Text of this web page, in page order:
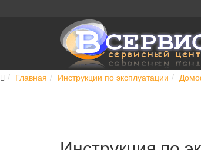
Главная Инструкции по эксплуатации